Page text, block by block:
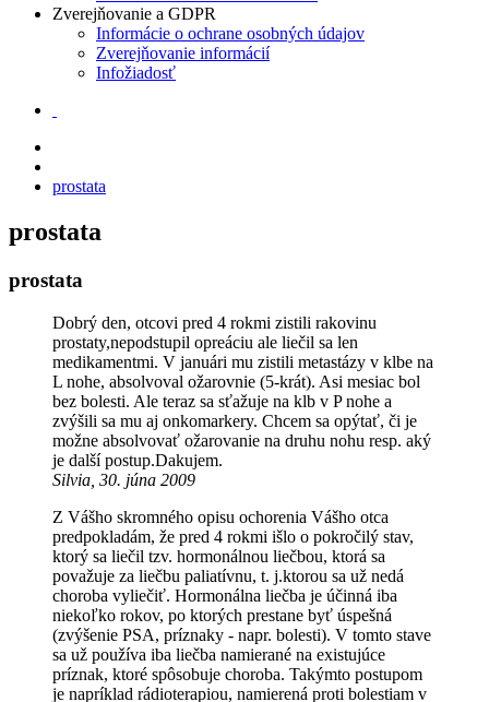
Zverejňovanie a GDPR
Informácie o ochrane osobných údajov
Zverejňovanie informácií
Infožiadosť
prostata
prostata
prostata
Dobrý den, otcovi pred 4 rokmi zistili rakovinu
prostaty,nepodstupil opreáciu ale liečil sa len
medikamentmi. V januári mu zistili metastázy v klbe na
L nohe, absolvoval ožarovnie (5-krát). Asi mesiac bol
bez bolesti. Ale teraz sa sťažuje na klb v P nohe a
zvýšili sa mu aj onkomarkery. Chcem sa opýtať, či je
možne absolvovať ožarovanie na druhu nohu resp. aký
je další postup.Dakujem.
Silvia, 30. júna 2009
Z Vášho skromného opisu ochorenia Vášho otca
predpokladám, že pred 4 rokmi išlo o pokročilý stav,
ktorý sa liečil tzv. hormonálnou liečbou, ktorá sa
považuje za liečbu paliatívnu, t. j.ktorou sa už nedá
choroba vyliečiť. Hormonálna liečba je účinná iba
niekoľko rokov, po ktorých prestane byť úspešná
(zvýšenie PSA, príznaky - napr. bolesti). V tomto stave
sa už používa iba liečba namierané na existujúce
príznak, ktoré spôsobuje choroba. Takýmto postupom
je napríklad rádioterapiou, namierená proti bolestiam v